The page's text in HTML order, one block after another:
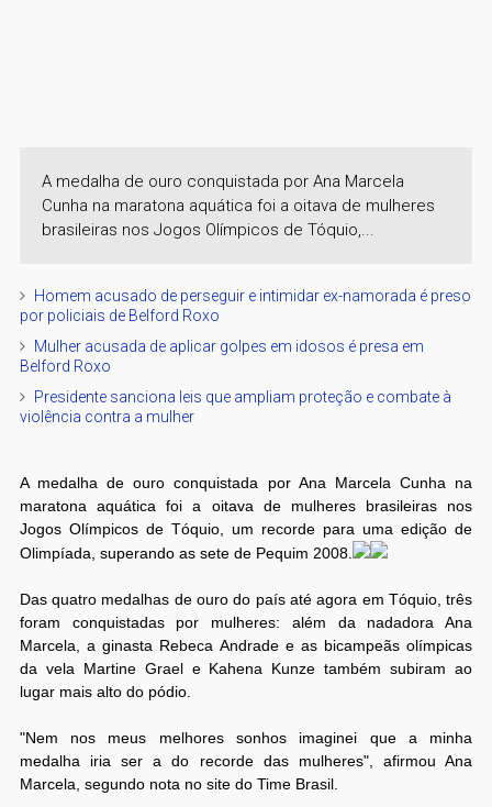
A medalha de ouro conquistada por Ana Marcela
Cunha na maratona aquática foi a oitava de mulheres
brasileiras nos Jogos Olímpicos de Tóquio,...
Homem acusado de perseguir e intimidar ex-namorada é preso
por policiais de Belford Roxo
Mulher acusada de aplicar golpes em idosos é presa em
Belford Roxo
Presidente sanciona leis que ampliam proteção e combate à
violência contra a mulher
A medalha de ouro conquistada por Ana Marcela Cunha na
maratona aquática foi a oitava de mulheres brasileiras nos
Jogos Olímpicos de Tóquio, um recorde para uma edição de
Olimpíada, superando as sete de Pequim 2008.
Das quatro medalhas de ouro do país até agora em Tóquio, três
foram conquistadas por mulheres: além da nadadora Ana
Marcela, a ginasta Rebeca Andrade e as bicampeãs olímpicas
da vela Martine Grael e Kahena Kunze também subiram ao
lugar mais alto do pódio.
"Nem nos meus melhores sonhos imaginei que a minha
medalha iria ser a do recorde das mulheres", afirmou Ana
Marcela, segundo nota no site do Time Brasil.